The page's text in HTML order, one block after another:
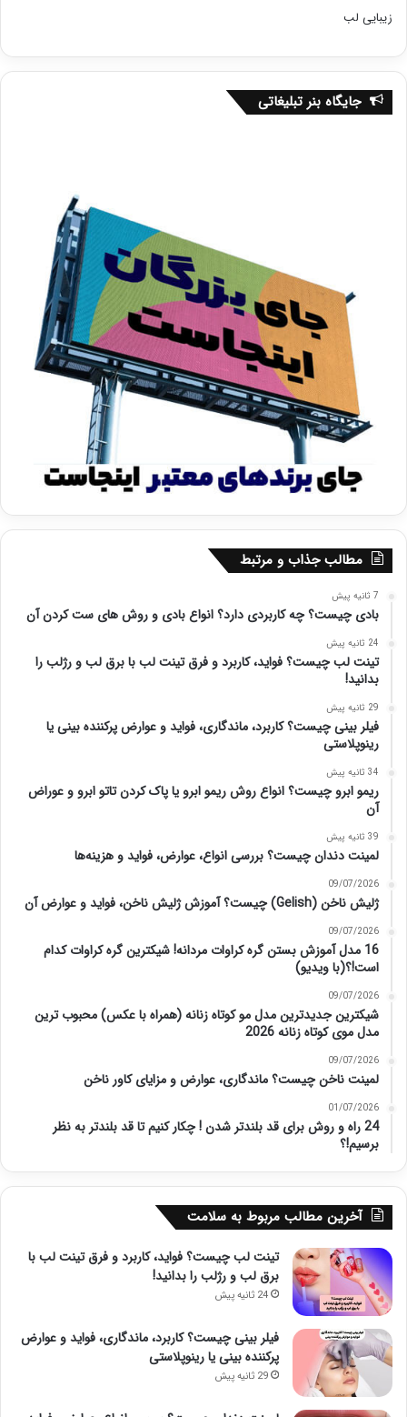
زیبایی لب
جایگاه بنر تبلیغاتی
مطالب جذاب و مرتبط
7 ثانیه پیش
بادی چیست؟ چه کاربردی دارد؟ انواع بادی و روش های ست کردن آن
24 ثانیه پیش
تینت لب چیست؟ فواید، کاربرد و فرق تینت لب با برق لب و رژلب را
بدانید!
29 ثانیه پیش
فیلر بینی چیست؟ کاربرد، ماندگاری، فواید و عوارض پرکننده بینی یا
رینوپلاستی
34 ثانیه پیش
ریمو ابرو چیست؟ انواع روش ریمو ابرو یا پاک کردن تاتو ابرو و عوراض
آن
39 ثانیه پیش
لمینت دندان چیست؟ بررسی انواع، عوارض، فواید و هزینه‌ها
09/07/2026
ژلیش ناخن (Gelish) چیست؟ آموزش ژلیش ناخن، فواید و عوارض آن
09/07/2026
16 مدل آموزش بستن گره کراوات مردانه! شیکترین گره کراوات کدام
است!؟(با ویدیو)
09/07/2026
شیکترین جدیدترین مدل مو کوتاه زنانه (همراه با عکس) محبوب ترین
مدل موی کوتاه زنانه 2026
09/07/2026
لمینت ناخن چیست؟ ماندگاری، عوارض و مزایای کاور ناخن
01/07/2026
24 راه و روش برای قد بلندتر شدن ! چکار کنیم تا قد بلندتر به نظر
برسیم!؟
آخرین مطالب مربوط به سلامت
تینت لب چیست؟ فواید، کاربرد و فرق تینت لب با
برق لب و رژلب را بدانید!
24 ثانیه پیش
فیلر بینی چیست؟ کاربرد، ماندگاری، فواید و عوارض
پرکننده بینی یا رینوپلاستی
29 ثانیه پیش